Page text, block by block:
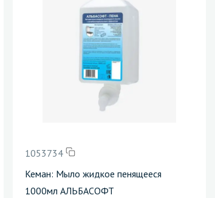
1053734
Кеман: Мыло жидкое пенящееся
1000мл АЛЬБАСОФТ